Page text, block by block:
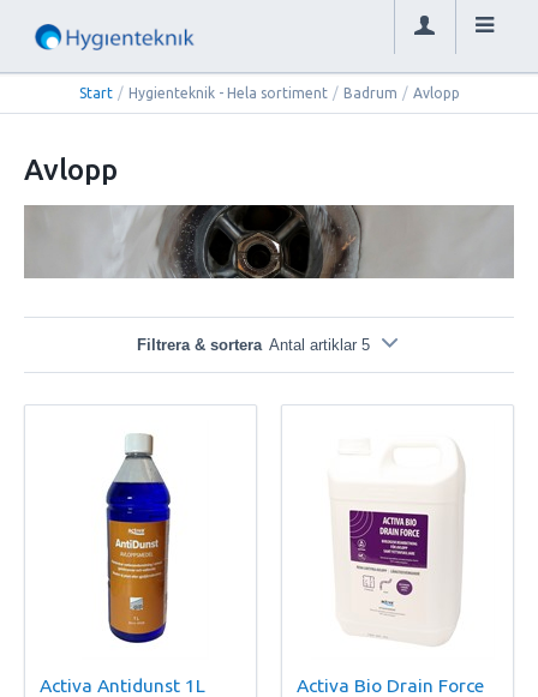
Start / Hygienteknik - Hela sortiment / Badrum / Avlopp
Avlopp
Filtrera & sortera Antal artiklar 5
Activa Antidunst 1L
Activa Bio Drain Force